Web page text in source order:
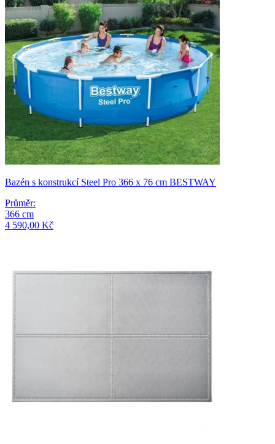
Bazén s konstrukcí Steel Pro 366 x 76 cm BESTWAY
Průměr:
366 cm
4 590,00 Kč